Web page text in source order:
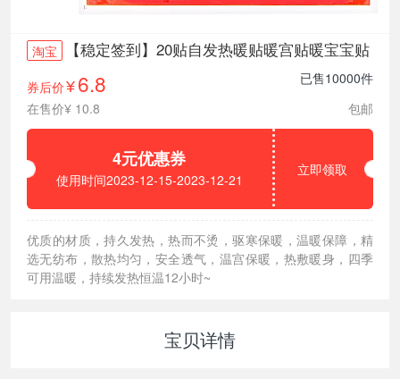
淘宝 【稳定签到】20贴自发热暖贴暖宫贴暖宝宝贴
券后价¥ 6.8
已售10000件
在售价¥ 10.8
包邮
4元优惠券
使用时间2023-12-15-2023-12-21
立即领取
优质的材质，持久发热，热而不烫，驱寒保暖，温暖保障，精
选无纺布，散热均匀，安全透气，温宫保暖，热敷暖身，四季
可用温暖，持续发热恒温12小时~
宝贝详情